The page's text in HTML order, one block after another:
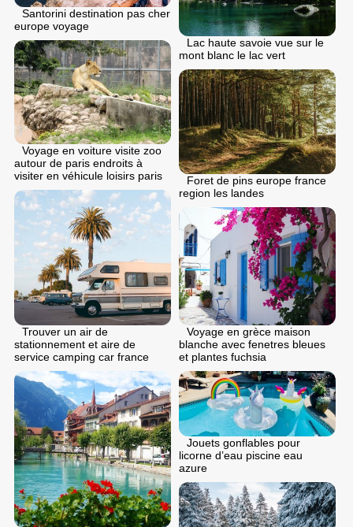
Santorini destination pas cher
europe voyage
Lac haute savoie vue sur le
mont blanc le lac vert
Voyage en voiture visite zoo
autour de paris endroits à
visiter en véhicule loisirs paris
Foret de pins europe france
region les landes
Trouver un air de
stationnement et aire de
service camping car france
Voyage en grèce maison
blanche avec fenetres bleues
et plantes fuchsia
Jouets gonflables pour
licorne d’eau piscine eau
azure